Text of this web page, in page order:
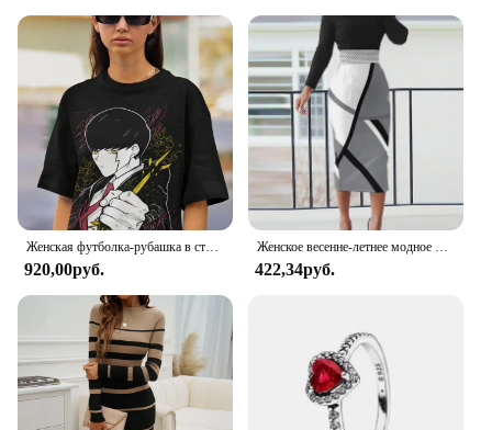
920,00руб. 422,34руб.